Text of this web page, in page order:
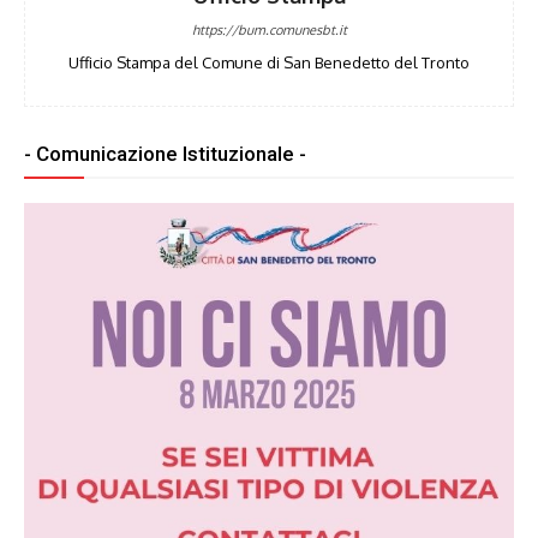
https://bum.comunesbt.it
Ufficio Stampa del Comune di San Benedetto del Tronto
- Comunicazione Istituzionale -